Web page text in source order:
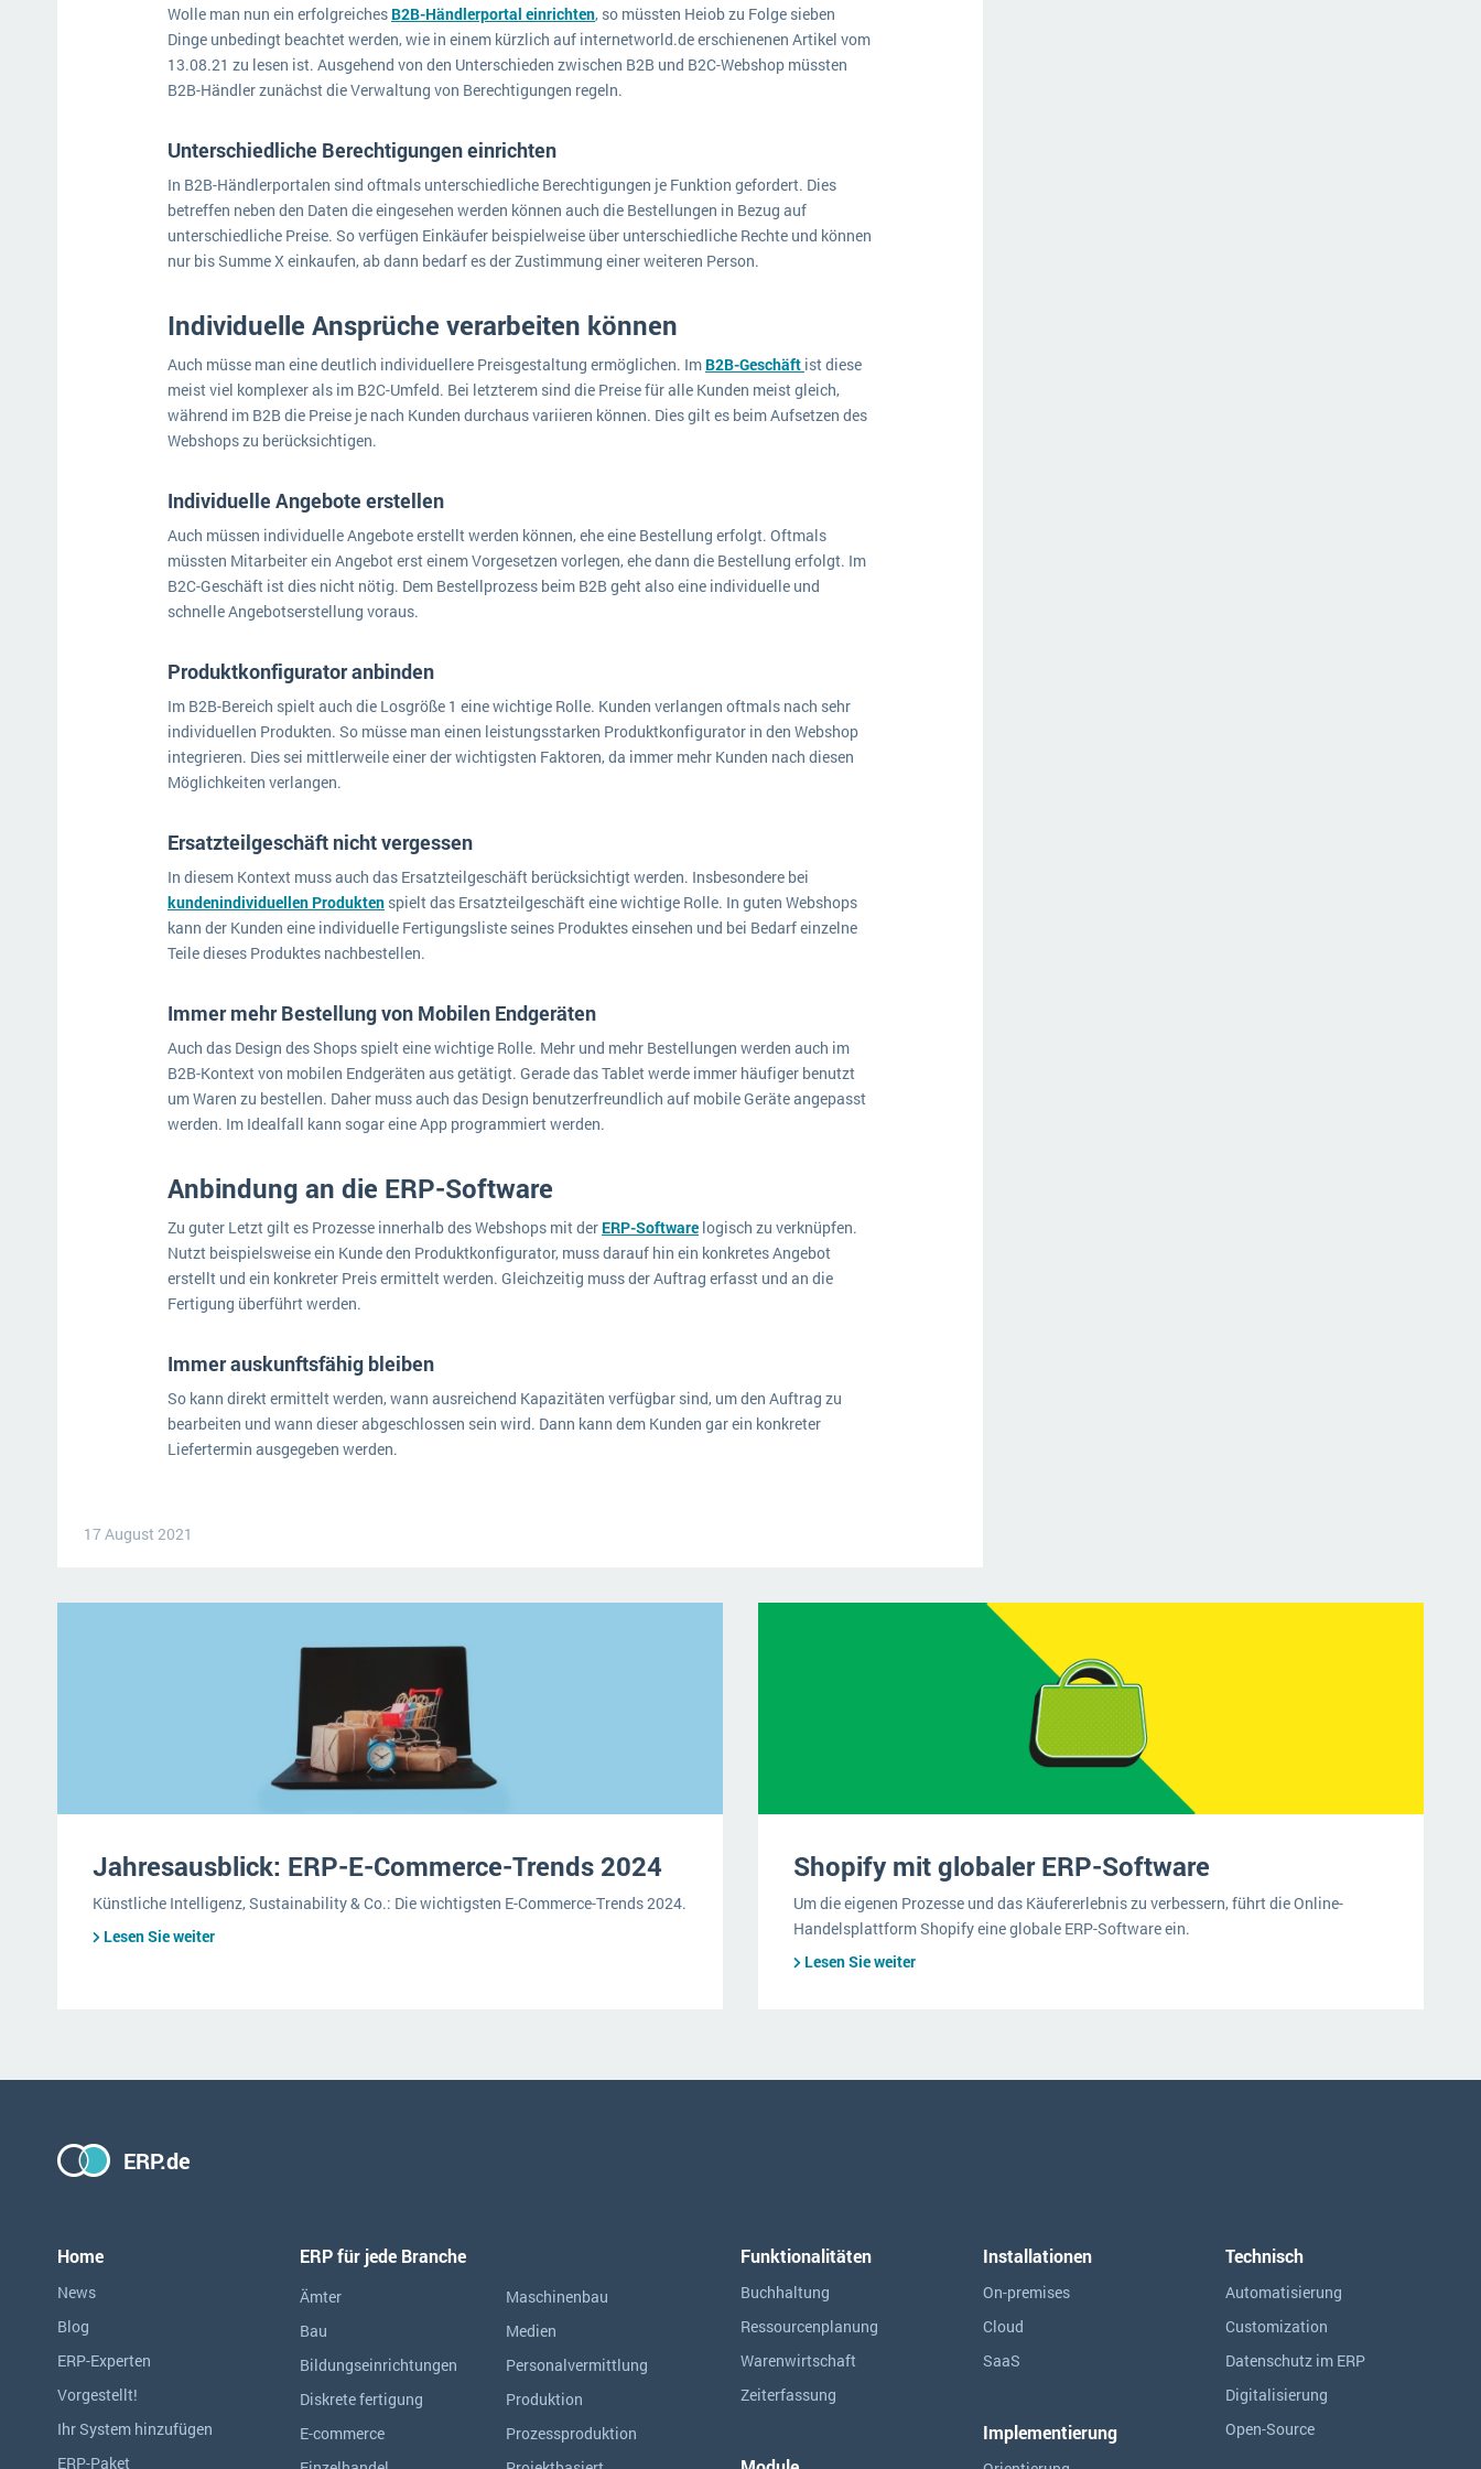
Wolle man nun ein erfolgreiches B2B-Händlerportal einrichten, so müssten Heiob zu Folge sieben
Dinge unbedingt beachtet werden, wie in einem kürzlich auf internetworld.de erschienenen Artikel vom
13.08.21 zu lesen ist. Ausgehend von den Unterschieden zwischen B2B und B2C-Webshop müssten
B2B-Händler zunächst die Verwaltung von Berechtigungen regeln.
Unterschiedliche Berechtigungen einrichten
In B2B-Händlerportalen sind oftmals unterschiedliche Berechtigungen je Funktion gefordert. Dies
betreffen neben den Daten die eingesehen werden können auch die Bestellungen in Bezug auf
unterschiedliche Preise. So verfügen Einkäufer beispielweise über unterschiedliche Rechte und können
nur bis Summe X einkaufen, ab dann bedarf es der Zustimmung einer weiteren Person.
Individuelle Ansprüche verarbeiten können
Auch müsse man eine deutlich individuellere Preisgestaltung ermöglichen. Im B2B-Geschäft ist diese
meist viel komplexer als im B2C-Umfeld. Bei letzterem sind die Preise für alle Kunden meist gleich,
während im B2B die Preise je nach Kunden durchaus variieren können. Dies gilt es beim Aufsetzen des
Webshops zu berücksichtigen.
Individuelle Angebote erstellen
Auch müssen individuelle Angebote erstellt werden können, ehe eine Bestellung erfolgt. Oftmals
müssten Mitarbeiter ein Angebot erst einem Vorgesetzen vorlegen, ehe dann die Bestellung erfolgt. Im
B2C-Geschäft ist dies nicht nötig. Dem Bestellprozess beim B2B geht also eine individuelle und
schnelle Angebotserstellung voraus.
Produktkonfigurator anbinden
Im B2B-Bereich spielt auch die Losgröße 1 eine wichtige Rolle. Kunden verlangen oftmals nach sehr
individuellen Produkten. So müsse man einen leistungsstarken Produktkonfigurator in den Webshop
integrieren. Dies sei mittlerweile einer der wichtigsten Faktoren, da immer mehr Kunden nach diesen
Möglichkeiten verlangen.
Ersatzteilgeschäft nicht vergessen
In diesem Kontext muss auch das Ersatzteilgeschäft berücksichtigt werden. Insbesondere bei
kundenindividuellen Produkten spielt das Ersatzteilgeschäft eine wichtige Rolle. In guten Webshops
kann der Kunden eine individuelle Fertigungsliste seines Produktes einsehen und bei Bedarf einzelne
Teile dieses Produktes nachbestellen.
Immer mehr Bestellung von Mobilen Endgeräten
Auch das Design des Shops spielt eine wichtige Rolle. Mehr und mehr Bestellungen werden auch im
B2B-Kontext von mobilen Endgeräten aus getätigt. Gerade das Tablet werde immer häufiger benutzt
um Waren zu bestellen. Daher muss auch das Design benutzerfreundlich auf mobile Geräte angepasst
werden. Im Idealfall kann sogar eine App programmiert werden.
Anbindung an die ERP-Software
Zu guter Letzt gilt es Prozesse innerhalb des Webshops mit der ERP-Software logisch zu verknüpfen.
Nutzt beispielsweise ein Kunde den Produktkonfigurator, muss darauf hin ein konkretes Angebot
erstellt und ein konkreter Preis ermittelt werden. Gleichzeitig muss der Auftrag erfasst und an die
Fertigung überführt werden.
Immer auskunftsfähig bleiben
So kann direkt ermittelt werden, wann ausreichend Kapazitäten verfügbar sind, um den Auftrag zu
bearbeiten und wann dieser abgeschlossen sein wird. Dann kann dem Kunden gar ein konkreter
Liefertermin ausgegeben werden.
17 August 2021
Jahresausblick: ERP-E-Commerce-Trends 2024
Künstliche Intelligenz, Sustainability & Co.: Die wichtigsten E-Commerce-Trends 2024.
Lesen Sie weiter
Shopify mit globaler ERP-Software
Um die eigenen Prozesse und das Käufererlebnis zu verbessern, führt die Online-
Handelsplattform Shopify eine globale ERP-Software ein.
Lesen Sie weiter
ERP.de
Home
News
Blog
ERP-Experten
Vorgestellt!
Ihr System hinzufügen
ERP-Paket
ERP für jede Branche
Ämter
Bau
Bildungseinrichtungen
Diskrete fertigung
E-commerce
Maschinenbau
Medien
Personalvermittlung
Produktion
Prozessproduktion
Funktionalitäten
Buchhaltung
Ressourcen­planung
Warenwirtschaft
Zeiterfassung
Installationen
On-premises
Cloud
SaaS
Implementierung
Technisch
Automatisierung
Customization
Datenschutz im ERP
Digitalisierung
Open-Source